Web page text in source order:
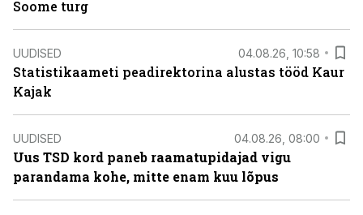
Soome turg
UUDISED 04.08.26, 10:58
Statistikaameti peadirektorina alustas tööd Kaur
Kajak
UUDISED 04.08.26, 08:00
Uus TSD kord paneb raamatupidajad vigu
parandama kohe, mitte enam kuu lõpus